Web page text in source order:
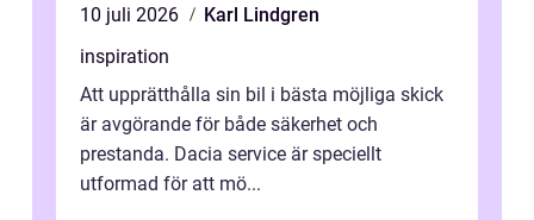
10 juli 2026
Karl Lindgren
inspiration
Att upprätthålla sin bil i bästa möjliga skick
är avgörande för både säkerhet och
prestanda. Dacia service är speciellt
utformad för att mö...